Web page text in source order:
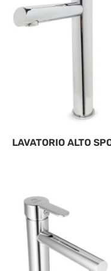
LAVATORIO ALTO